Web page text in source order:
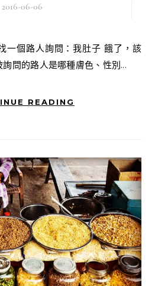
2016-06-06
問的路人是哪種膚色、性別...
READING